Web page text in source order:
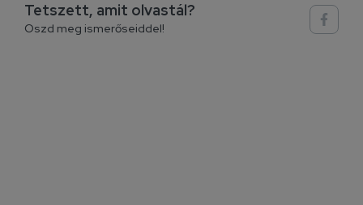
Tetszett, amit olvastál?
Oszd meg ismerőseiddel!